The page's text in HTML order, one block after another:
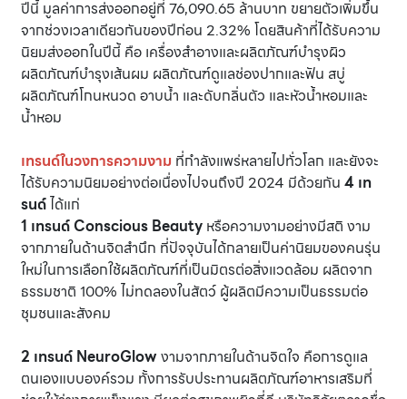
ปีนี้ มูลค่าการส่งออกอยู่ที่ 76,090.65 ล้านบาท ขยายตัวเพิ่มขึ้น
จากช่วงเวลาเดียวกันของปีก่อน 2.32% โดยสินค้าที่ได้รับความ
นิยมส่งออกในปีนี้ คือ เครื่องสำอางและผลิตภัณฑ์บำรุงผิว
ผลิตภัณฑ์บำรุงเส้นผม ผลิตภัณฑ์ดูแลช่องปากและฟัน สบู่
ผลิตภัณฑ์โกนหนวด อาบน้ำ และดับกลิ่นตัว และหัวน้ำหอมและ
น้ำหอม
เทรนด์ในวงการความงาม ที่กำลังแพร่หลายไปทั่วโลก และยังจะ
ได้รับความนิยมอย่างต่อเนื่องไปจนถึงปี 2024 มีด้วยกัน 4 เท
รนด์ได้แก่
1 เทรนด์ Conscious Beauty หรือความงามอย่างมีสติ งาม
จากภายในด้านจิตสำนึก ที่ปัจจุบันได้กลายเป็นค่านิยมของคนรุ่น
ใหม่ในการเลือกใช้ผลิตภัณฑ์ที่เป็นมิตรต่อสิ่งแวดล้อม ผลิตจาก
ธรรมชาติ 100% ไม่ทดลองในสัตว์ ผู้ผลิตมีความเป็นธรรมต่อ
ชุมชนและสังคม
2 เทรนด์ NeuroGlow งามจากภายในด้านจิตใจ คือการดูแล
ตนเองแบบองค์รวม ทั้งการรับประทานผลิตภัณฑ์อาหารเสริมที่